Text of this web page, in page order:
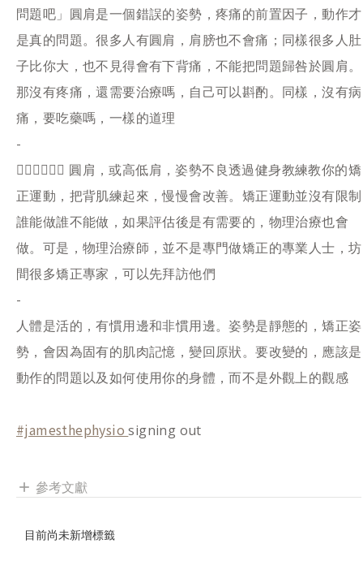
問題吧」圓肩是一個錯誤的姿勢，疼痛的前置因子，動作才
是真的問題。很多人有圓肩，肩膀也不會痛；同樣很多人肚
子比你大，也不見得會有下背痛，不能把問題歸咎於圓肩。
那沒有疼痛，還需要治療嗎，自己可以斟酌。同樣，沒有病
痛，要吃藥嗎，一樣的道理
-
🙅🏻‍♂️🙅🏻‍♀️ 圓肩，或高低肩，姿勢不良透過健身教練教你的矯
正運動，把背肌練起來，慢慢會改善。矯正運動並沒有限制
誰能做誰不能做，如果評估後是有需要的，物理治療也會
做。可是，物理治療師，並不是專門做矯正的專業人士，坊
間很多矯正專家，可以先拜訪他們
-
人體是活的，有慣用邊和非慣用邊。姿勢是靜態的，矯正姿
勢，會因為固有的肌肉記憶，變回原狀。要改變的，應該是
動作的問題以及如何使用你的身體，而不是外觀上的觀感
#jamesthephysiosigning out
add 參考文獻
目前尚未新增標籤